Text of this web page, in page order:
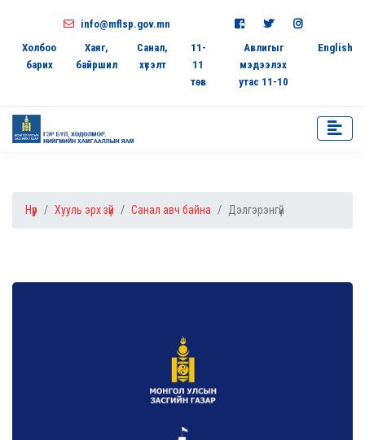
info@mflsp.gov.mn
Холбоо
барих
Хаяг,
байршил
Санал,
хүсэлт
11-
11
төв
Авлигыг
мэдээлэх
утас 11-10
English
Нүүр Хууль эрх зүй Санал авч байна Дэлгэрэнгүй